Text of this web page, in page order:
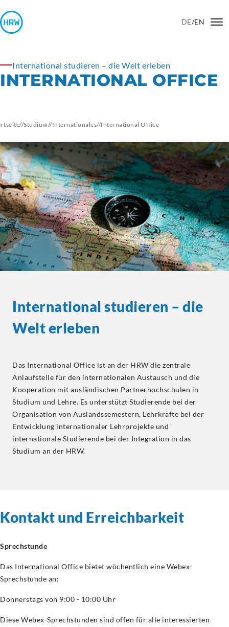
DE/EN
International studieren – die Welt erleben
INTERNATIONAL OFFICE
//Studium//Internationales//International Office
International studieren – die
Welt erleben
Das International Office ist an der HRW die zentrale
Anlaufstelle für den internationalen Austausch und die
Kooperation mit ausländischen Partnerhochschulen in
Studium und Lehre. Es unterstützt Studierende bei der
Organisation von Auslandssemestern, Lehrkräfte bei der
Entwicklung internationaler Lehrprojekte und
internationale Studierende bei der Integration in das
Studium an der HRW.
Kontakt und Erreichbarkeit
Sprechstunde
Das International Office bietet wöchentlich eine Webex-
Sprechstunde an:
Donnerstags von 9:00 - 10:00 Uhr
Diese Webex-Sprechstunden sind offen für alle interessierten